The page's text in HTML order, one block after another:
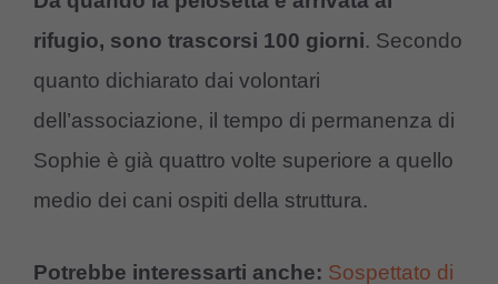
rifugio, sono trascorsi 100 giorni. Secondo
quanto dichiarato dai volontari
dell’associazione, il tempo di permanenza di
Sophie è già quattro volte superiore a quello
medio dei cani ospiti della struttura.
Potrebbe interessarti anche: Sospettato di